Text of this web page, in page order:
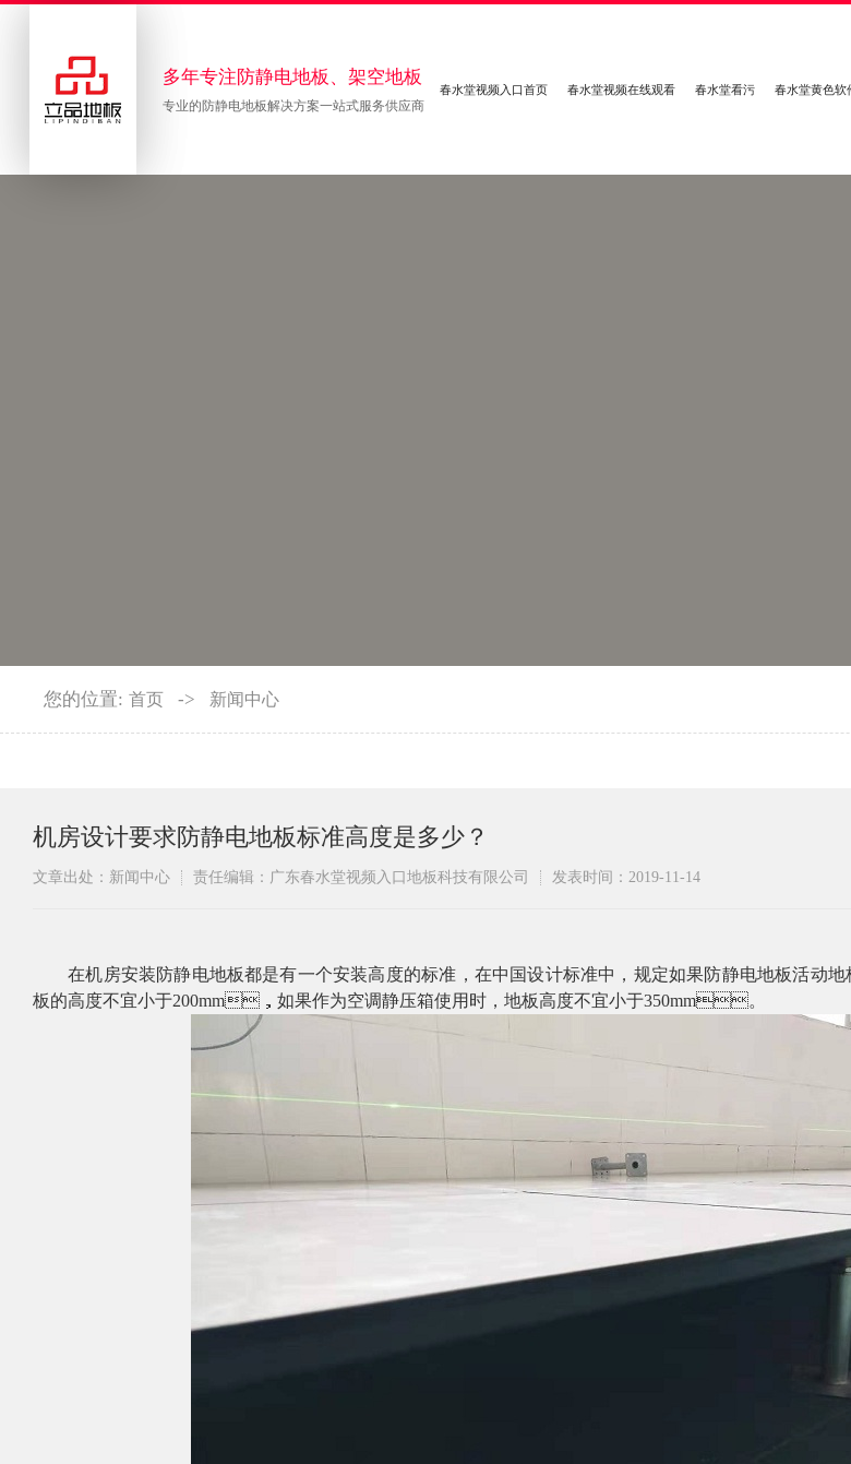
多年专注防静电地板、架空地板
专业的防静电地板解决方案一站式服务供应商
春水堂视频入口首页 春水堂视频在线观看 春水堂看污 春水堂黄色软
您的位置: 首页 -> 新闻中心
机房设计要求防静电地板标准高度是多少？
文章出处：新闻中心 责任编辑：广东春水堂视频入口地板科技有限公司 发表时间：2019-11-14
在机房安装防静电地板都是有一个安装高度的标准，在中国设计标准中，规定如果防静电地板活动地
板的高度不宜小于200mm，如果作为空调静压箱使用时，地板高度不宜小于350mm。